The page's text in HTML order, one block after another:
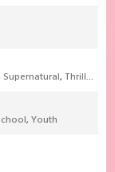
Supernatural, Thriller
,Youth